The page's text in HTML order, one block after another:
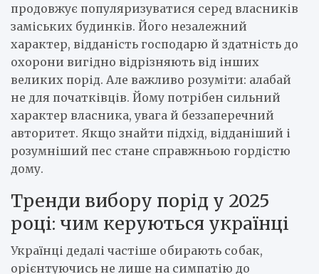
продовжує популяризуватися серед власників
заміських будинків. Його незалежний
характер, відданість господарю й здатність до
охорони вигідно відрізняють від інших
великих порід. Але важливо розуміти: алабай
не для початківців. Йому потрібен сильний
характер власника, увага й беззаперечний
авторитет. Якщо знайти підхід, відданіший і
розумніший пес стане справжньою гордістю
дому.
Тренди вибору порід у 2025
році: чим керуються українці
Українці дедалі частіше обирають собак,
орієнтуючись не лише на симпатію до